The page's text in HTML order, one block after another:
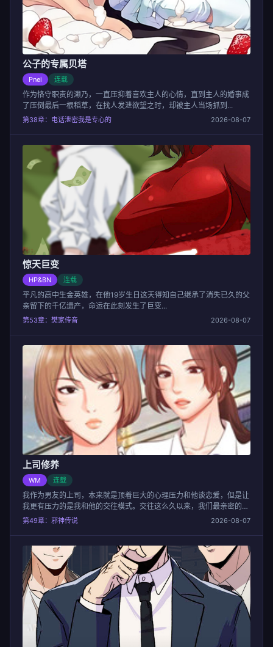
公子的专属贝塔
Pnei 连载
作为恪守职责的濑乃，一直压抑着喜欢主人的心情，直到主人的婚事成
了压倒最后一根稻草，在找人发泄欲望之时，却被主人当场抓到...
第38章：电话泄密我是专心的 2026-08-07
惊天巨变
HP&BN 连载
平凡的高中生金英雄，在他19岁生日这天得知自己继承了消失已久的父
亲留下的千亿遗产，命运在此刻发生了巨变...
第53章：樊家传音 2026-08-07
上司修养
WM 连载
我作为男友的上司，本来就是顶着巨大的心理压力和他谈恋爱，但是让
我更有压力的是我和他的交往模式。交往这么久以来，我们最亲密的举
动就是接吻，每次一到关键时候，他就喊停。这让我不得不怀疑，他是
第49章：邪神传说 2026-08-07